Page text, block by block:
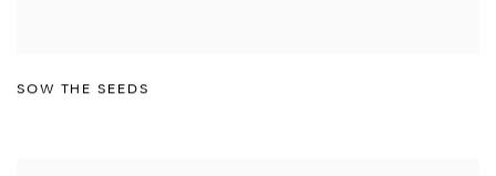
SOW THE SEEDS